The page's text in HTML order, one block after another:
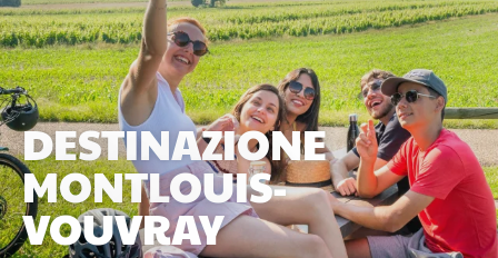
DESTINAZIONE
MONTLOUIS-
VOUVRAY